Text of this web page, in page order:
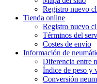
Registro nuevo
Tienda online
Registro nuevo
Términos del
Costes de envío
Información de
Diferencia entre
Índice de peso y
Conversión